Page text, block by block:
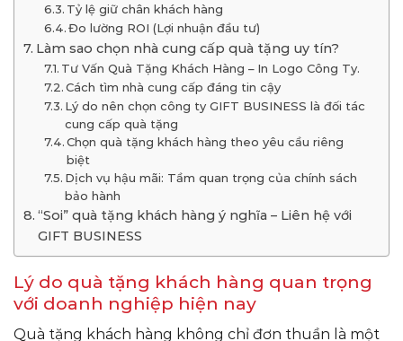
Tỷ lệ giữ chân khách hàng
Đo lường ROI (Lợi nhuận đầu tư)
Làm sao chọn nhà cung cấp quà tặng uy tín?
Tư Vấn Quà Tặng Khách Hàng – In Logo Công Ty.
Cách tìm nhà cung cấp đáng tin cậy
Lý do nên chọn công ty GIFT BUSINESS là đối tác
cung cấp quà tặng
Chọn quà tặng khách hàng theo yêu cầu riêng
biệt
Dịch vụ hậu mãi: Tầm quan trọng của chính sách
bảo hành
“Soi” quà tặng khách hàng ý nghĩa – Liên hệ với
GIFT BUSINESS
Lý do quà tặng khách hàng quan trọng
với doanh nghiệp hiện nay
Quà tặng khách hàng không chỉ đơn thuần là một